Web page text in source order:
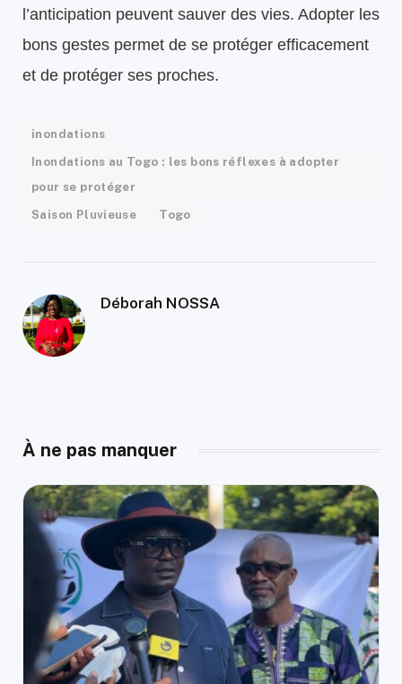
l’anticipation peuvent sauver des vies. Adopter les
bons gestes permet de se protéger efficacement
et de protéger ses proches.
inondations
Inondations au Togo : les bons réflexes à adopter
pour se protéger
Saison Pluvieuse Togo
Déborah NOSSA
À ne pas manquer